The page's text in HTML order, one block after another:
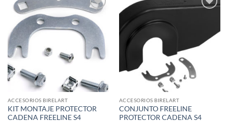
Add to
wishlist
ACCESORIOS BIRELART
KIT MONTAJE PROTECTOR
CADENA FREELINE S4
ACCESORIOS BIRELART
CONJUNTO FREELINE
PROTECTOR CADENA S4